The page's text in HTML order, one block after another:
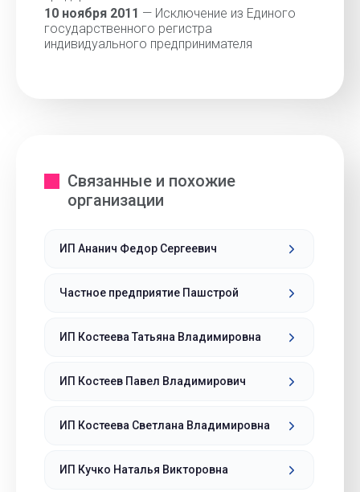
10 ноября 2011 — Исключение из Единого
государственного регистра
индивидуального предпринимателя
Связанные и похожие
организации
ИП Ананич Федор Сергеевич
Частное предприятие Пашстрой
ИП Костеева Татьяна Владимировна
ИП Костеев Павел Владимирович
ИП Костеева Светлана Владимировна
ИП Кучко Наталья Викторовна